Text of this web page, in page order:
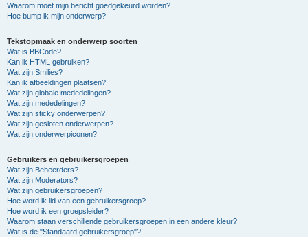
Waarom moet mijn bericht goedgekeurd worden?
Hoe bump ik mijn onderwerp?
Tekstopmaak en onderwerp soorten
Wat is BBCode?
Kan ik HTML gebruiken?
Wat zijn Smilies?
Kan ik afbeeldingen plaatsen?
Wat zijn globale mededelingen?
Wat zijn mededelingen?
Wat zijn sticky onderwerpen?
Wat zijn gesloten onderwerpen?
Wat zijn onderwerpiconen?
Gebruikers en gebruikersgroepen
Wat zijn Beheerders?
Wat zijn Moderators?
Wat zijn gebruikersgroepen?
Hoe word ik lid van een gebruikersgroep?
Hoe word ik een groepsleider?
Waarom staan verschillende gebruikersgroepen in een andere kleur?
Wat is de "Standaard gebruikersgroep"?